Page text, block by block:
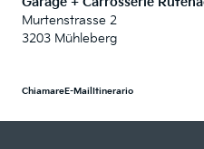
Murtenstrasse 2
3203 Mühleberg
ChiamareE-Mail Itinerario